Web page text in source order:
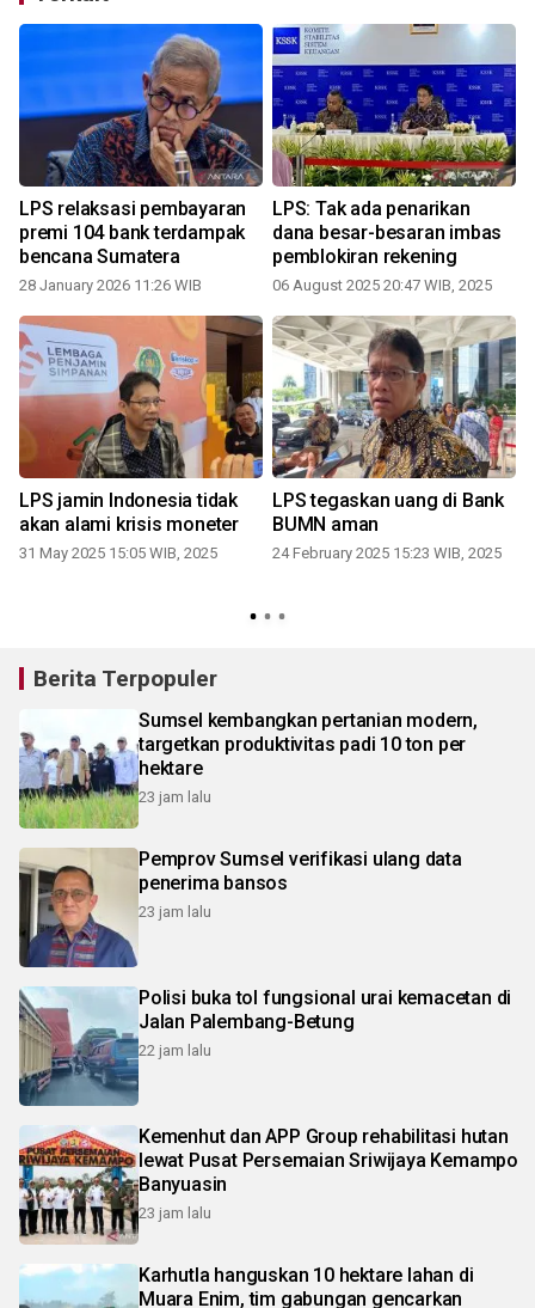
LPS relaksasi pembayaran
premi 104 bank terdampak
bencana Sumatera
28 January 2026 11:26 WIB
LPS: Tak ada penarikan
dana besar-besaran imbas
pemblokiran rekening
06 August 2025 20:47 WIB, 2025
LPS jamin Indonesia tidak
akan alami krisis moneter
31 May 2025 15:05 WIB, 2025
LPS tegaskan uang di Bank
BUMN aman
24 February 2025 15:23 WIB, 2025
Berita Terpopuler
Sumsel kembangkan pertanian modern,
targetkan produktivitas padi 10 ton per
hektare
23 jam lalu
Pemprov Sumsel verifikasi ulang data
penerima bansos
23 jam lalu
Polisi buka tol fungsional urai kemacetan di
Jalan Palembang-Betung
22 jam lalu
Kemenhut dan APP Group rehabilitasi hutan
lewat Pusat Persemaian Sriwijaya Kemampo
Banyuasin
23 jam lalu
Karhutla hanguskan 10 hektare lahan di
Muara Enim, tim gabungan gencarkan